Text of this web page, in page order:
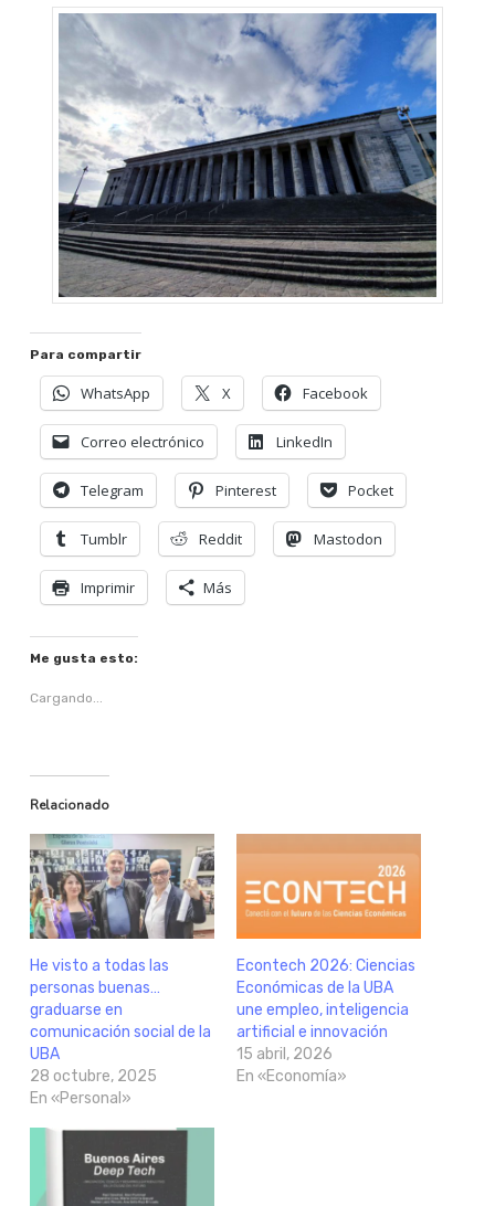
Para compartir
WhatsApp X Facebook
Correo electrónico LinkedIn
Telegram Pinterest Pocket
Tumblr Reddit Mastodon
Imprimir Más
Me gusta esto:
Cargando...
Relacionado
He visto a todas las
personas buenas…
graduarse en
comunicación social de la
UBA
28 octubre, 2025
En «Personal»
Econtech 2026: Ciencias
Económicas de la UBA
une empleo, inteligencia
artificial e innovación
15 abril, 2026
En «Economía»